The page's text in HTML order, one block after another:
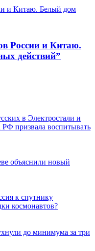
и Китаю. Белый дом
России и Китаю.
действий”
в Электростали и
призвала воспитывать
объяснили новый
к спутнику
космонавтов?
до минимума за три